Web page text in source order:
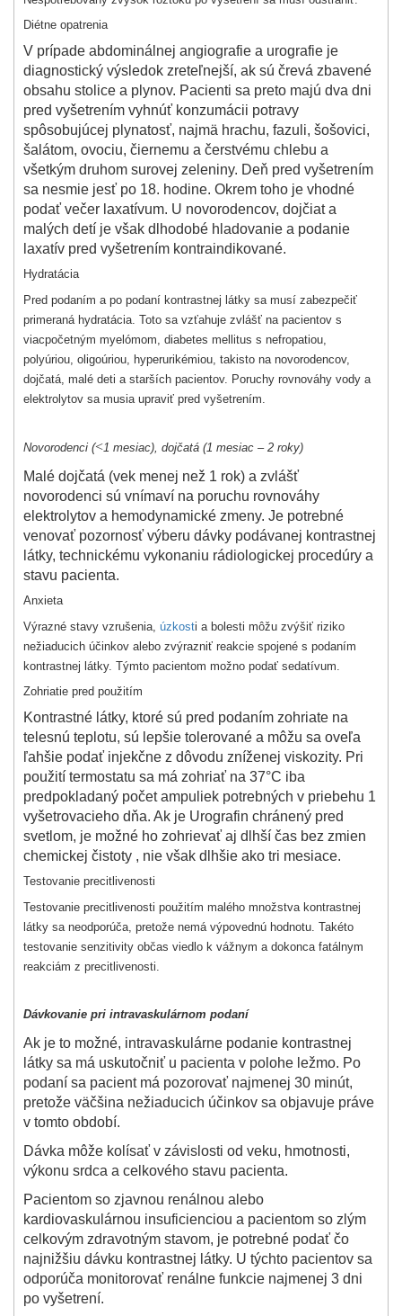
Diétne opatrenia
V prípade abdominálnej angiografie a urografie je
diagnostický výsledok zreteľnejší, ak sú črevá zbavené
obsahu stolice a plynov. Pacienti sa preto majú dva dni
pred vyšetrením vyhnúť konzumácii potravy
spôsobujúcej plynatosť, najmä hrachu, fazuli, šošovici,
šalátom, ovociu, čiernemu a čerstvému chlebu a
všetkým druhom surovej zeleniny. Deň pred vyšetrením
sa nesmie jesť po 18. hodine. Okrem toho je vhodné
podať večer laxatívum. U novorodencov, dojčiat a
malých detí je však dlhodobé hladovanie a podanie
laxatív pred vyšetrením kontraindikované.
Hydratácia
Pred podaním a po podaní kontrastnej látky sa musí zabezpečiť
primeraná hydratácia. Toto sa vzťahuje zvlášť na pacientov s
viacpočetným myelómom, diabetes mellitus s nefropatiou,
polyúriou, oligoúriou, hyperurikémiou, takisto na novorodencov,
dojčatá, malé deti a starších pacientov. Poruchy rovnováhy vody a
elektrolytov sa musia upraviť pred vyšetrením.
Novorodenci (<1 mesiac), dojčatá (1 mesiac – 2 roky)
Malé dojčatá (vek menej než 1 rok) a zvlášť
novorodenci sú vnímaví na poruchu rovnováhy
elektrolytov a hemodynamické zmeny. Je potrebné
venovať pozornosť výberu dávky podávanej kontrastnej
látky, technickému vykonaniu rádiologickej procedúry a
stavu pacienta.
Anxieta
Výrazné stavy vzrušenia, úzkosti a bolesti môžu zvýšiť riziko
nežiaducich účinkov alebo zvýrazniť reakcie spojené s podaním
kontrastnej látky. Týmto pacientom možno podať sedatívum.
Zohriatie pred použitím
Kontrastné látky, ktoré sú pred podaním zohriate na
telesnú teplotu, sú lepšie tolerované a môžu sa oveľa
ľahšie podať injekčne z dôvodu zníženej viskozity. Pri
použití termostatu sa má zohriať na 37°C iba
predpokladaný počet ampuliek potrebných v priebehu 1
vyšetrovacieho dňa. Ak je Urografin chránený pred
svetlom, je možné ho zohrievať aj dlhší čas bez zmien
chemickej čistoty , nie však dlhšie ako tri mesiace.
Testovanie precitlivenosti
Testovanie precitlivenosti použitím malého množstva kontrastnej
látky sa neodporúča, pretože nemá výpovednú hodnotu. Takéto
testovanie senzitivity občas viedlo k vážnym a dokonca fatálnym
reakciám z precitlivenosti.
Dávkovanie pri intravaskulárnom podaní
Ak je to možné, intravaskulárne podanie kontrastnej
látky sa má uskutočniť u pacienta v polohe ležmo. Po
podaní sa pacient má pozorovať najmenej 30 minút,
pretože väčšina nežiaducich účinkov sa objavuje práve
v tomto období.
Dávka môže kolísať v závislosti od veku, hmotnosti,
výkonu srdca a celkového stavu pacienta.
Pacientom so zjavnou renálnou alebo
kardiovaskulárnou insuficienciou a pacientom so zlým
celkovým zdravotným stavom, je potrebné podať čo
najnižšiu dávku kontrastnej látky. U týchto pacientov sa
odporúča monitorovať renálne funkcie najmenej 3 dni
po vyšetrení.